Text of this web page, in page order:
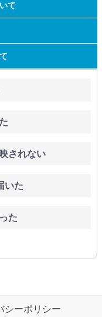
て
されない
いた
た
シーポリシー